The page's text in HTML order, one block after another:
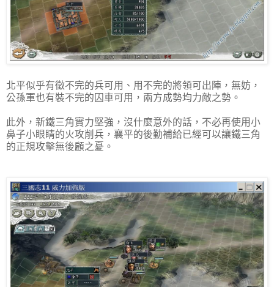
北平似乎有徵不完的兵可用、用不完的將領可出陣，無妨，
公孫軍也有裝不完的囚車可用，兩方成勢均力敵之勢。
此外，新鐵三角實力堅強，沒什麼意外的話，不必再使用小
鼻子小眼睛的火攻削兵，襄平的後勤補給已經可以讓鐵三角
的正規攻擊無後顧之憂。